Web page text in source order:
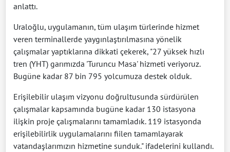
anlattı.
Uraloğlu, uygulamanın, tüm ulaşım türlerinde hizmet
veren terminallerde yaygınlaştırılmasına yönelik
çalışmalar yaptıklarına dikkati çekerek, "27 yüksek hızlı
tren (YHT) garımızda 'Turuncu Masa' hizmeti veriyoruz.
Bugüne kadar 87 bin 795 yolcumuza destek olduk.
Erişilebilir ulaşım vizyonu doğrultusunda sürdürülen
çalışmalar kapsamında bugüne kadar 130 istasyona
ilişkin proje çalışmalarını tamamladık. 119 istasyonda
erişilebilirlik uygulamalarını fiilen tamamlayarak
vatandaşlarımızın hizmetine sunduk." ifadelerini kullandı.